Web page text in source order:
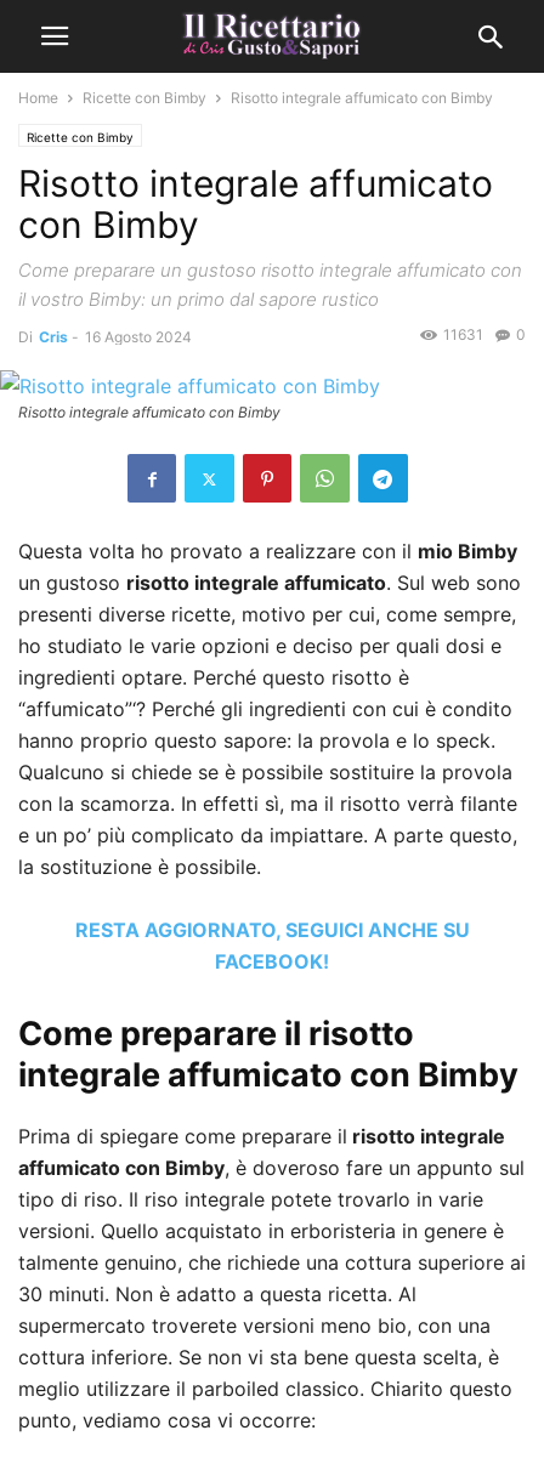
Home Ricette con Bimby Risotto integrale affumicato con Bimby
Ricette con Bimby
Risotto integrale affumicato
con Bimby
Come preparare un gustoso risotto integrale affumicato con
il vostro Bimby: un primo dal sapore rustico
Di Cris - 16 Agosto 2024 0
11631
Risotto integrale affumicato con Bimby
Questa volta ho provato a realizzare con il mio Bimby
un gustoso risotto integrale affumicato. Sul web sono
presenti diverse ricette, motivo per cui, come sempre,
ho studiato le varie opzioni e deciso per quali dosi e
ingredienti optare. Perché questo risotto è
“affumicato”‘? Perché gli ingredienti con cui è condito
hanno proprio questo sapore: la provola e lo speck.
Qualcuno si chiede se è possibile sostituire la provola
con la scamorza. In effetti sì, ma il risotto verrà filante
e un po’ più complicato da impiattare. A parte questo,
la sostituzione è possibile.
RESTA AGGIORNATO, SEGUICI ANCHE SU
FACEBOOK!
Come preparare il risotto
integrale affumicato con Bimby
Prima di spiegare come preparare il risotto integrale
affumicato con Bimby, è doveroso fare un appunto sul
tipo di riso. Il riso integrale potete trovarlo in varie
versioni. Quello acquistato in erboristeria in genere è
talmente genuino, che richiede una cottura superiore ai
30 minuti. Non è adatto a questa ricetta. Al
supermercato troverete versioni meno bio, con una
cottura inferiore. Se non vi sta bene questa scelta, è
meglio utilizzare il parboiled classico. Chiarito questo
punto, vediamo cosa vi occorre: